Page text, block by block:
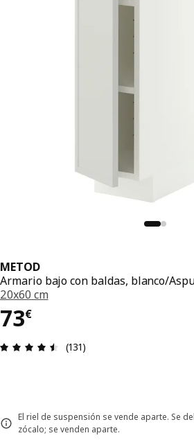
METOD
Armario bajo con baldas, blanco/
20x60 cm
73€
El precio 73€
Reseña: 4.5 de 5
(131)
El riel de suspensión se vende aparte. Se
zócalo; se venden aparte.